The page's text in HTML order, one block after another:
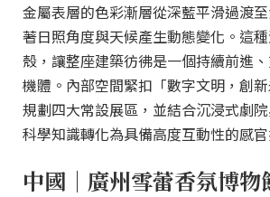
金屬表層的色彩漸層從深藍平滑過渡
著日照角度與天候產生動態變化。這
殼，讓整座建築彷彿是一個持續前進
機體。內部空間緊扣「數字文明，創新
規劃四大常設展區，並結合沉浸式劇
科學知識轉化為具備高度互動性的感官
中國｜廣州雪蕾香氛博物